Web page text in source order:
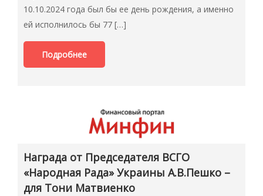
10.10.2024 года был бы ее день рождения, а именно
ей исполнилось бы 77 […]
Подробнее
Награда от Председателя ВСГО
«Народная Рада» Украины А.В.Пешко –
для Тони Матвиенко